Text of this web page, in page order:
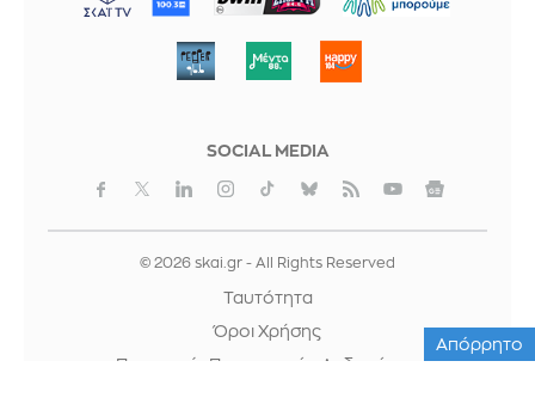
ΜΠΟΡΟΥΜΕ
SOCIAL MEDIA
© 2026 skai.gr - All Rights Reserved
Ταυτότητα
Όροι Χρήσης
Προστασία Προσωπικών Δεδομένων
Απόρρητο